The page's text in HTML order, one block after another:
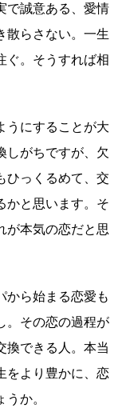
で誠意ある、愛情
散らさない。一生
ぐ。そうすれば相
うにすることが大
しがちですが、欠
ひっくるめて、交
かと思います。そ
が本気の恋だと思
から始まる恋愛も
。その恋の過程が
換できる人。本当
をより豊かに、恋
か。